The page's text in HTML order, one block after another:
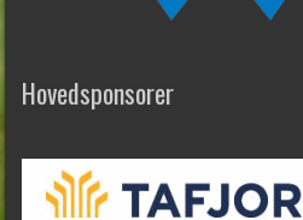
Hovedsponsorer